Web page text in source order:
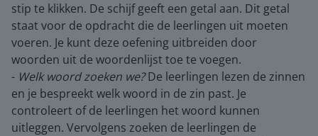
stip te klikken. De schijf geeft een getal aan. Dit getal
staat voor de opdracht die de leerlingen uit moeten
voeren. Je kunt deze oefening uitbreiden door
woorden uit de woordenlijst toe te voegen.
- Welk woord zoeken we?De leerlingen lezen de zinnen
en je bespreekt welk woord in de zin past. Je
controleert of de leerlingen het woord kunnen
uitleggen. Vervolgens zoeken de leerlingen de